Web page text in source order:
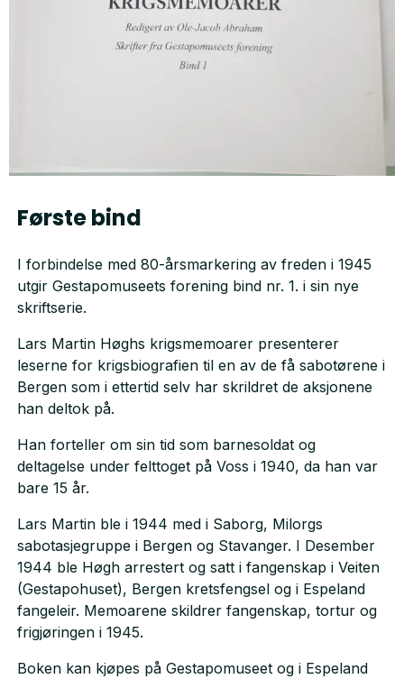
Første bind
I forbindelse med 80-årsmarkering av freden i 1945
utgir Gestapomuseets forening bind nr. 1. i sin nye
skriftserie.
Lars Martin Høghs krigsmemoarer presenterer
leserne for krigsbiografien til en av de få sabotørene i
Bergen som i ettertid selv har skrildret de aksjonene
han deltok på.
Han forteller om sin tid som barnesoldat og
deltagelse under felttoget på Voss i 1940, da han var
bare 15 år.
Lars Martin ble i 1944 med i Saborg, Milorgs
sabotasjegruppe i Bergen og Stavanger. I Desember
1944 ble Høgh arrestert og satt i fangenskap i Veiten
(Gestapohuset), Bergen kretsfengsel og i Espeland
fangeleir. Memoarene skildrer fangenskap, tortur og
frigjøringen i 1945.
Boken kan kjøpes på Gestapomuseet og i Espeland